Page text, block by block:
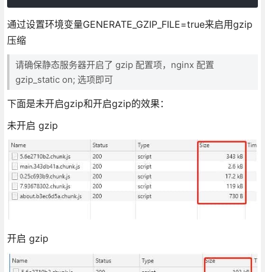
通过设置环境变量GENERATE_GZIP_FILE=true来启用gzip
压缩
请确保静态服务器开启了 gzip 配置项，nginx 配置
gzip_static on; 选项即可
下面是未开启gzip和开启gzip的效果：
未开启 gzip
开启 gzip